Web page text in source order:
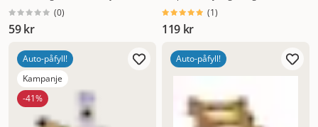
(0)
59 kr
(1)
119 kr
Auto-påfyll!
Kampanje
-41%
Auto-påfyll!